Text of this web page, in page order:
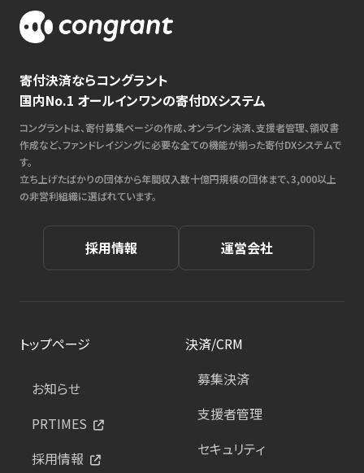
寄付決済ならコングラント
国内No.1 オールインワンの寄付DXシステム
コングラントは、寄付募集ページの作成、オンライン決済、支援者管理、領収書
作成など、ファンドレイジングに必要な全ての機能が揃った寄付DXシステムで
す。
立ち上げたばかりの団体から年間収入数十億円規模の団体まで、3,000以上
の非営利組織に選ばれています。
採用情報 運営会社
トップページ
お知らせ
PRTIMES
採用情報
決済/CRM
募集決済
支援者管理
セキュリティ